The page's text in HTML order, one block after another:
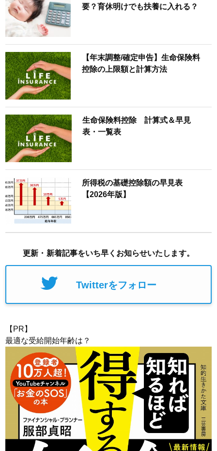
要？育休明けでも扶養に入れる？
【年末調整/確定申告】生命保険料
控除の上限額と計算方法
生命保険料控除 計算式＆早見
表・一覧表
所得税の基礎控除額の早見表
【2026年版】
更新・新着記事をいち早くお知らせいたします。
Twitterをフォロー
【PR】
最適な受給開始年齢は？